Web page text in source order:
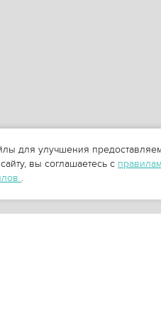
для улучшения
вы соглашаетесь с
.